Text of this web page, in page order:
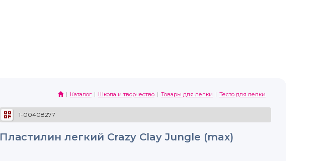
Каталог Школа и творчество Товары для лепки Тесто для лепки
1-00408277
Пластилин легкий Crazy Clay Jungle (max)